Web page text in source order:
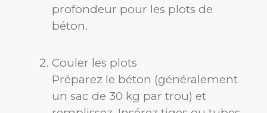
profondeur pour les plots de
béton.
Couler les plots
Préparez le béton (généralement
un sac de 30 kg par trou) et